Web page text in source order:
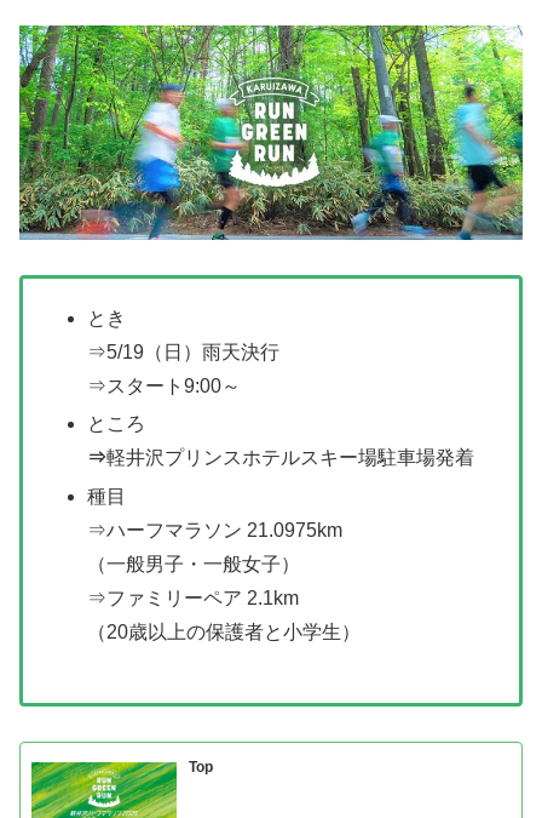
とき
⇒5/19（日）雨天決行
⇒スタート9:00～
ところ
⇒軽井沢プリンスホテルスキー場駐車場発着
種目
⇒ハーフマラソン 21.0975km
（一般男子・一般女子）
⇒ファミリーペア 2.1km
（20歳以上の保護者と小学生）
Top